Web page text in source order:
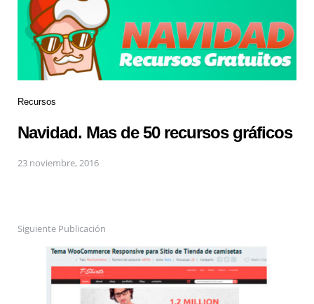
Recursos
Navidad. Mas de 50 recursos gráficos
23 noviembre, 2016
Siguiente Publicación